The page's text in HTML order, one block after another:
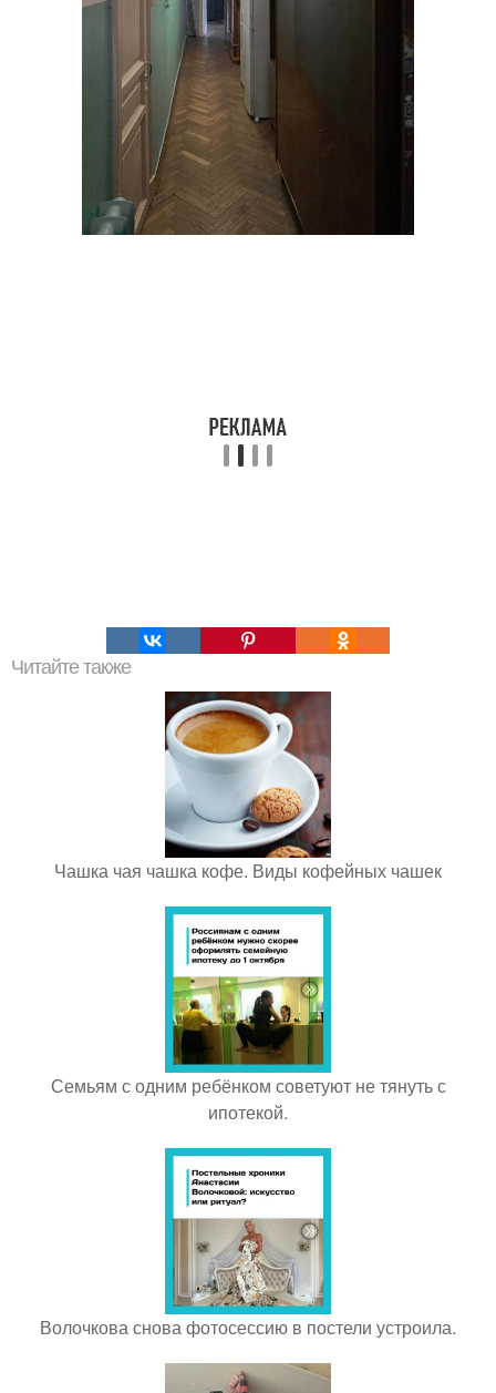
Читайте также
Чашка чая чашка кофе. Виды кофейных чашек
Семьям с одним ребёнком советуют не тянуть с
ипотекой.
Волочкова снова фотосессию в постели устроила.